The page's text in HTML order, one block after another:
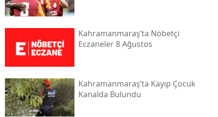
Kahramanmaraş’ta Nöbetçi
Eczaneler 8 Ağustos
Kahramanmaraş’ta Kayıp Çocuk
Kanalda Bulundu